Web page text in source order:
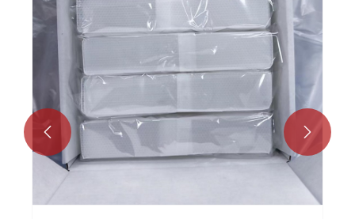
Peržiūrėti daugiau >>
 